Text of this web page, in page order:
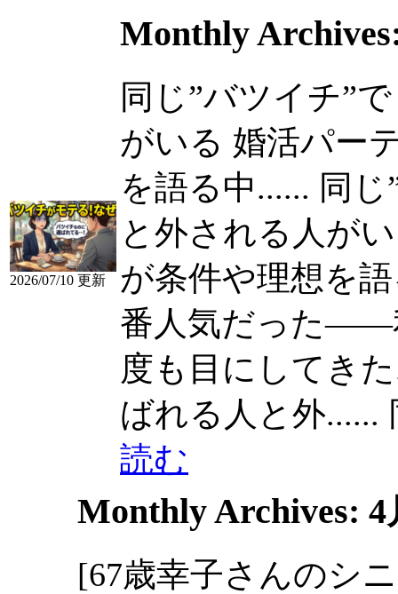
2026/07/10 更新
Monthly
同じ”バツイチ”
がいる 婚活パー
を語る中...... 同
と外される人が
が条件や理想を
番人気だった——
度も目にしてき
ばれる人と外......
読む
Monthly Archives: 4
[67歳幸子さんのシ